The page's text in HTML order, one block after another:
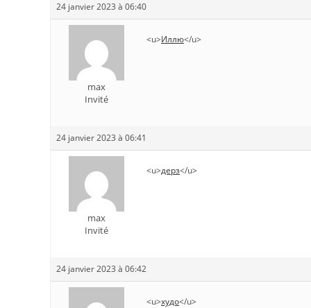
24 janvier 2023 à 06:40
max
Invité
<u>Иллю</u>
24 janvier 2023 à 06:41
max
Invité
<u>дерз</u>
24 janvier 2023 à 06:42
<u>худо</u>